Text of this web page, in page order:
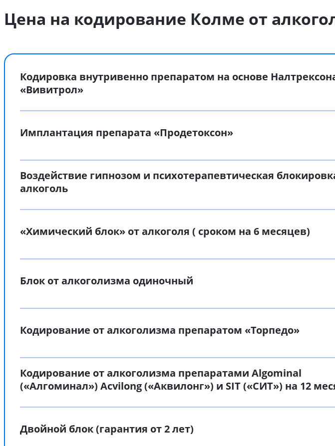
Цена на кодирование Колме от
Кодировка внутривенно препаратом на основе
«Вивитрол»
Имплантация препарата «Продетоксон»
Воздействие гипнозом и психотерапевтическая
алкоголь
«Химический блок» от алкоголя ( сроком на 6 месяцев)
Блок от алкоголизма одиночный
Кодирование от алкоголизма препаратом «Торпедо»
Кодирование от алкоголизма препаратами Algominal
(«Алгоминал») Acvilong («Аквилонг») и SIT («СИТ») на 12
Двойной блок (гарантия от 2 лет)